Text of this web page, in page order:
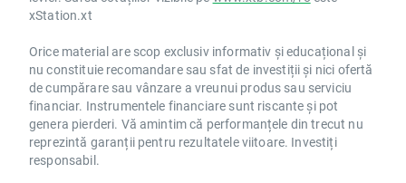
xStation.xt
Orice material are scop exclusiv informativ și educațional și
nu constituie recomandare sau sfat de investiții și nici ofertă
de cumpărare sau vânzare a vreunui produs sau serviciu
financiar. Instrumentele financiare sunt riscante și pot
genera pierderi. Vă amintim că performanțele din trecut nu
reprezintă garanții pentru rezultatele viitoare. Investiți
responsabil.